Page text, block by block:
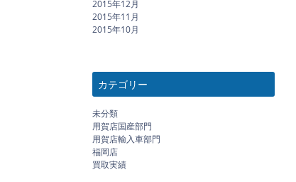
2015年12月
2015年11月
2015年10月
カテゴリー
未分類
用賀店国産部門
用賀店輸入車部門
福岡店
買取実績